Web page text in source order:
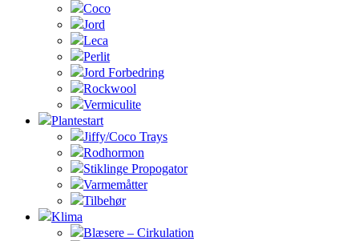
Coco
Jord
Leca
Perlit
Jord Forbedring
Rockwool
Vermiculite
Plantestart
Jiffy/Coco Trays
Rodhormon
Stiklinge Propogator
Varmemåtter
Tilbehør
Klima
Blæsere – Cirkulation